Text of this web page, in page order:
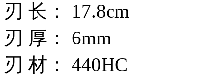
刃 长： 17.8cm
刃 厚： 6mm
刃 材： 440HC